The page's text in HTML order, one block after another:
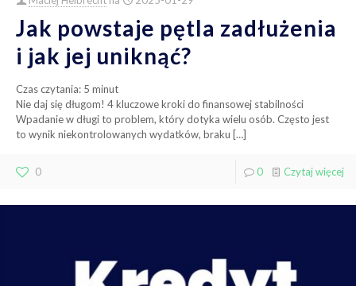
Jak powstaje pętla zadłużenia
i jak jej uniknąć?
Czas czytania: 5 minut
Nie daj się długom! 4 kluczowe kroki do finansowej stabilności
Wpadanie w długi to problem, który dotyka wielu osób. Często jest
to wynik niekontrolowanych wydatków, braku […]
0 0 Czytaj więcej